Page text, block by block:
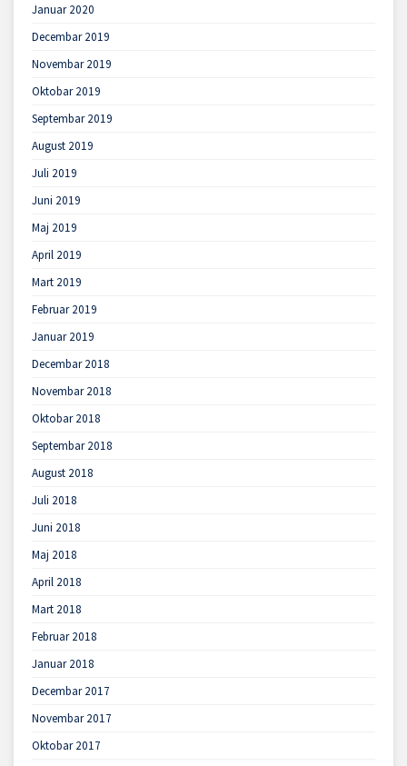
Januar 2020
Decembar 2019
Novembar 2019
Oktobar 2019
Septembar 2019
August 2019
Juli 2019
Juni 2019
Maj 2019
April 2019
Mart 2019
Februar 2019
Januar 2019
Decembar 2018
Novembar 2018
Oktobar 2018
Septembar 2018
August 2018
Juli 2018
Juni 2018
Maj 2018
April 2018
Mart 2018
Februar 2018
Januar 2018
Decembar 2017
Novembar 2017
Oktobar 2017